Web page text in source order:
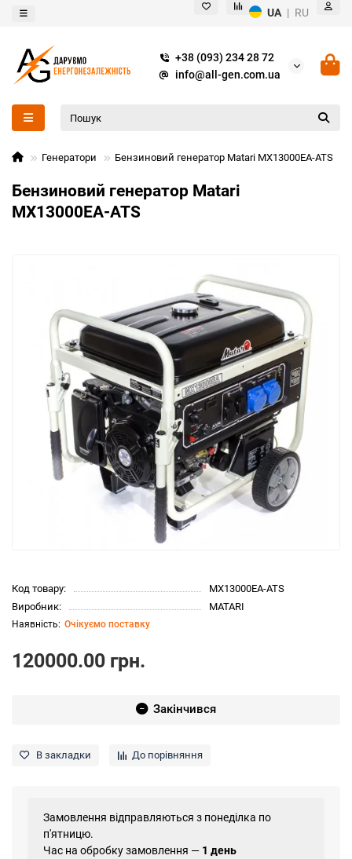
UA | RU
+38 (093) 234 28 72
info@all-gen.com.ua
Генератори Бензиновий генератор Matari MX13000EA-ATS
Бензиновий генератор Matari
MX13000EA-ATS
Код товару:
MX13000EA-ATS
Виробник:
MATARI
Очікуємо поставку
120000.00 грн.
Закінчився
В закладки До порівняння
Замовлення відправляються з понеділка по
п'ятницю.
Час на обробку замовлення — 1 день